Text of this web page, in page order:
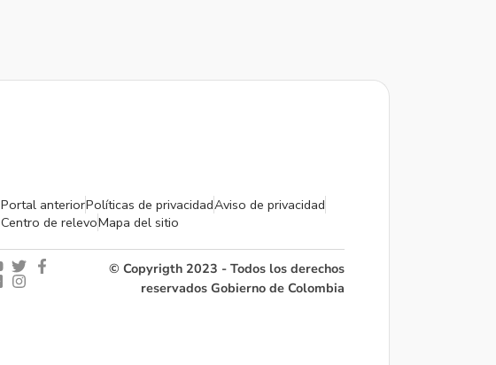
Portal anteriorPolíticas de privacidadAviso de privacidad
Centro de relevoMapa del sitio
© Copyrigth 2023 - Todos los derechos
reservados Gobierno de Colombia